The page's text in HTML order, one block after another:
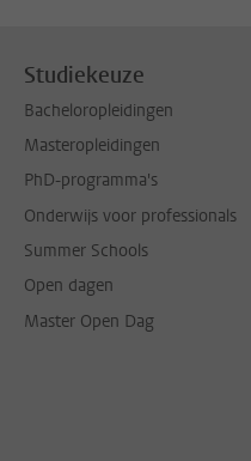
Studiekeuze
Bacheloropleidingen
Masteropleidingen
PhD-programma's
Onderwijs voor professionals
Summer Schools
Open dagen
Master Open Dag